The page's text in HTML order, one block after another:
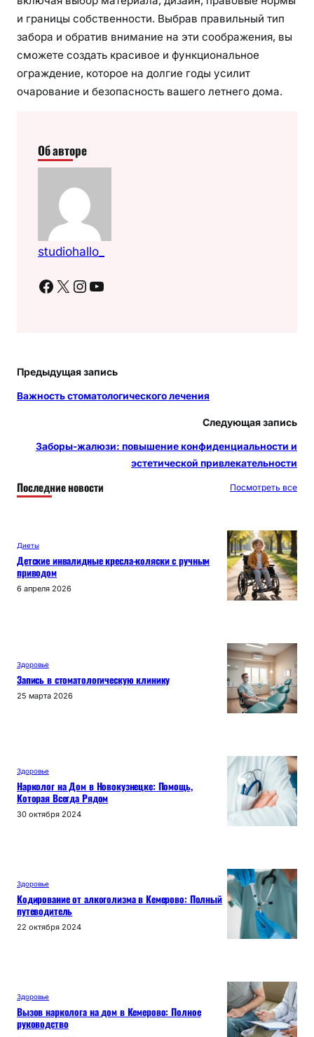
и границы собственности. Выбрав правильный тип
забора и обратив внимание на эти соображения, вы
сможете создать красивое и функциональное
ограждение, которое на долгие годы усилит
очарование и безопасность вашего летнего дома.
Об авторе
studiohallo_
Facebook X Instagram YouTube
Предыдущая запись
Важность стоматологического лечения
Следующая запись
Заборы-жалюзи: повышение конфиденциальности и
эстетической привлекательности
Последние новости Посмотреть все
Диеты
Детские инвалидные кресла-коляски с ручным
приводом
6 апреля 2026
Здоровье
Запись в стоматологическую клинику
25 марта 2026
Здоровье
Нарколог на Дом в Новокузнецке: Помощь,
Которая Всегда Рядом
30 октября 2024
Здоровье
Кодирование от алкоголизма в Кемерово: Полный
путеводитель
22 октября 2024
Здоровье
Вызов нарколога на дом в Кемерово: Полное
руководство